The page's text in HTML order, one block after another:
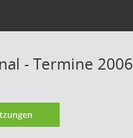
- Termine 2006